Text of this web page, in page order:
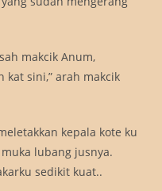
makcik Anum,
kat sini,” arah makcik
kepala kote ku
lubang jusnya.
sedikit kuat..